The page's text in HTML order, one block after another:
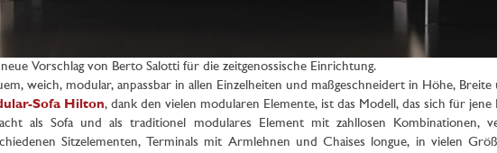
Vorschlag von Berto Salotti für die zeitgenossische Einrichtung.
weich, modular, anpassbar in allen Einzelheiten und maßgeschneidert in Höhe, Breite
Sofa Hilton, dank den vielen modularen Elemente, ist das Modell, das sich für
als Sofa und als traditionel modulares Element mit zahllosen Kombinationen,
Sitzelementen, Terminals mit Armlehnen und Chaises longue, in vielen